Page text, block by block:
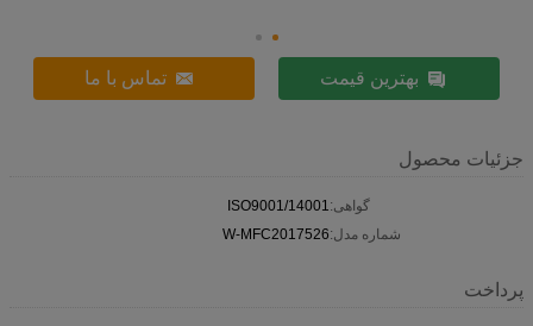
بهترین قیمت تماس با ما
جزئیات محصول
گواهی:ISO9001/14001
شماره مدل:W-MFC2017526
پرداخت